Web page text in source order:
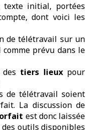
texte initial, portées
dont voici les
de télétravail sur un
prévu dans le
tiers lieuxpour
de télétravail soient
La discussion de
est donc laissée
outils disponibles